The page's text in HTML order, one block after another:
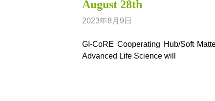
August 28th
2023年8月9日
GI-CoRE Cooperating Hub/Soft
Advanced Life Science will